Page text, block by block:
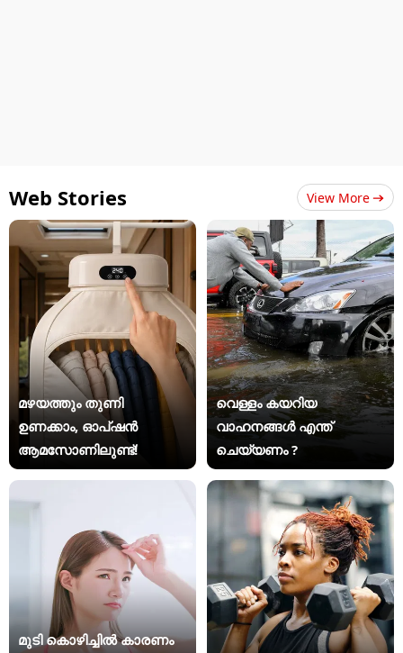
Web Stories View More
മഴയത്തും തുണി
ഉണക്കാം, ഓപ്ഷൻ
ആമസോണിലുണ്ട്!
വെള്ളം കയറിയ
വാഹനങ്ങൾ എന്ത്
ചെയ്യണം ?
മുടി കൊഴിച്ചിൽ കാരണം